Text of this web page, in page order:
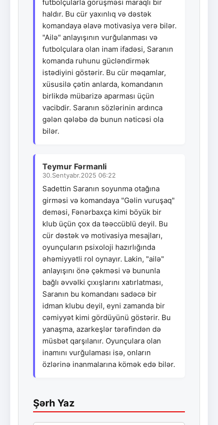
futbolçularla görüşməsi maraqlı bir
haldır. Bu cür yaxınlıq və dəstək
komandaya əlavə motivasiya verə bilər.
"Ailə" anlayışının vurğulanması və
futbolçulara olan inam ifadəsi, Saranın
komanda ruhunu gücləndirmək
istədiyini göstərir. Bu cür məqamlar,
xüsusilə çətin anlarda, komandanın
birlikdə mübarizə aparması üçün
vacibdir. Saranın sözlərinin ardınca
gələn qələbə də bunun nəticəsi ola
bilər.
Teymur Fərmanli
30.Sentyabr.2025 06:22
Sadettin Saranın soyunma otağına
girməsi və komandaya "Gəlin vuruşaq"
deməsi, Fənərbaxça kimi böyük bir
klub üçün çox da təəccüblü deyil. Bu
cür dəstək və motivasiya mesajları,
oyunçuların psixoloji hazırlığında
əhəmiyyətli rol oynayır. Lakin, "ailə"
anlayışını önə çəkməsi və bununla
bağlı əvvəlki çıxışlarını xatırlatması,
Saranın bu komandanı sadəcə bir
idman klubu deyil, eyni zamanda bir
cəmiyyət kimi gördüyünü göstərir. Bu
yanaşma, azarkeşlər tərəfindən də
müsbət qarşılanır. Oyunçulara olan
inamını vurğulaması isə, onların
özlərinə inanmalarına kömək edə bilər.
Şərh Yaz